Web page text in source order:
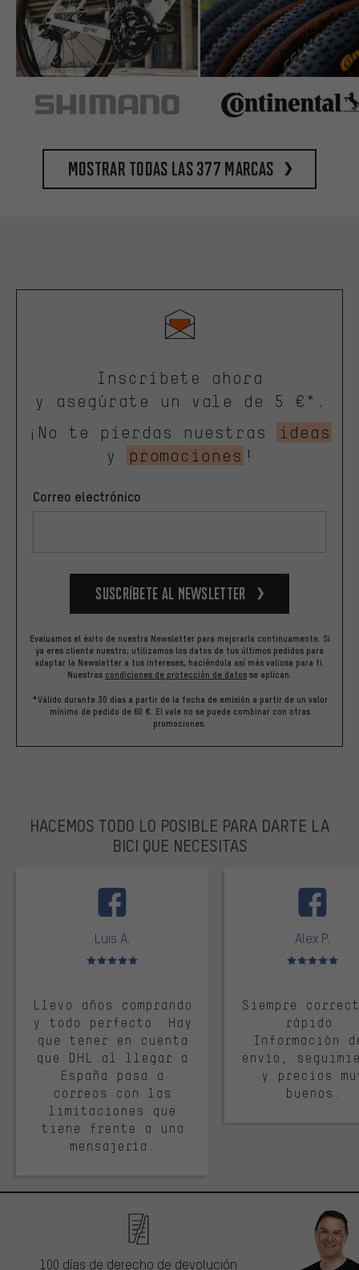
Mostrar todas las 377 marcas
Inscríbete ahora
y asegúrate un vale de 5 €*.
¡No te pierdas nuestras
ideas
y
promociones !
Correo electrónico
Suscríbete al newsletter
Evaluamos el éxito de nuestra Newsletter para mejorarla continuamente. Si
ya eres cliente nuestro, utilizamos los datos de tus últimos pedidos para
adaptar la Newsletter a tus intereses, haciéndola así más valiosa para ti.
Nuestras condiciones de protección de datos se aplican.
*Válido durante 30 días a partir de la fecha de emisión a partir de un valor
mínimo de pedido de 60 €. El vale no se puede combinar con otras
promociones.
HACEMOS TODO LO POSIBLE PARA DARTE LA
BICI QUE NECESITAS
Luis A.
Valoración media: 5 de 5
Llevo años comprando
y todo perfecto. Hay
que tener en cuenta
que DHL al llegar a
España pasa a
correos con las
limitaciones que
tiene frente a una
mensajería.
Alex P.
Valoración
Siempre
rápido.
Información
envío,
y precios
buenos.
100 días de derecho de devolución